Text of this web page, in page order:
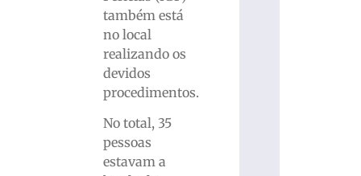
também está
no local
realizando os
devidos
procedimentos.
No total, 35
pessoas
estavam a